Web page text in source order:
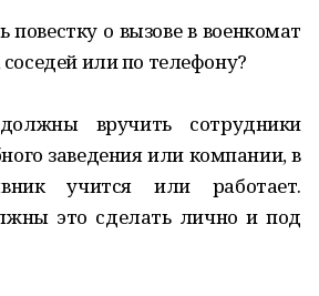
о вызове в военкомат
или по телефону?
вручить сотрудники
заведения или компании, в
учится или работает.
это сделать лично и под